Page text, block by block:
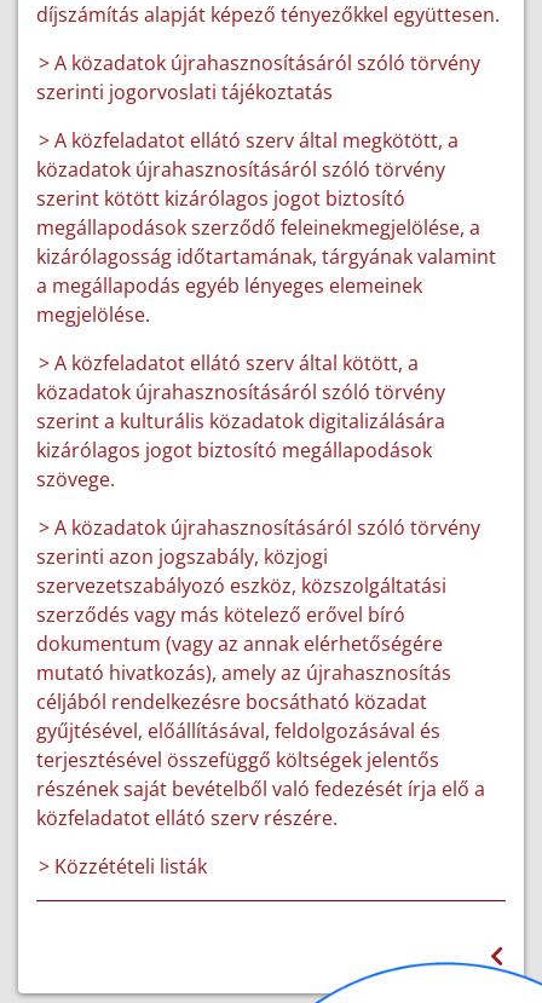
díjszámítás alapját képező tényezőkkel együttesen.
> A közadatok újrahasznosításáról szóló törvény
szerinti jogorvoslati tájékoztatás
> A közfeladatot ellátó szerv által megkötött, a
közadatok újrahasznosításáról szóló törvény
szerint kötött kizárólagos jogot biztosító
megállapodások szerződő feleinekmegjelölése, a
kizárólagosság időtartamának, tárgyának valamint
a megállapodás egyéb lényeges elemeinek
megjelölése.
> A közfeladatot ellátó szerv által kötött, a
közadatok újrahasznosításáról szóló törvény
szerint a kulturális közadatok digitalizálására
kizárólagos jogot biztosító megállapodások
szövege.
> A közadatok újrahasznosításáról szóló törvény
szerinti azon jogszabály, közjogi
szervezetszabályozó eszköz, közszolgáltatási
szerződés vagy más kötelező erővel bíró
dokumentum (vagy az annak elérhetőségére
mutató hivatkozás), amely az újrahasznosítás
céljából rendelkezésre bocsátható közadat
gyűjtésével, előállításával, feldolgozásával és
terjesztésével összefüggő költségek jelentős
részének saját bevételből való fedezését írja elő a
közfeladatot ellátó szerv részére.
> Közzétételi listák